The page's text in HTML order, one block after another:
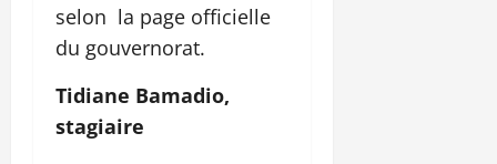
selon la page officielle
du gouvernorat.
Tidiane Bamadio,
stagiaire